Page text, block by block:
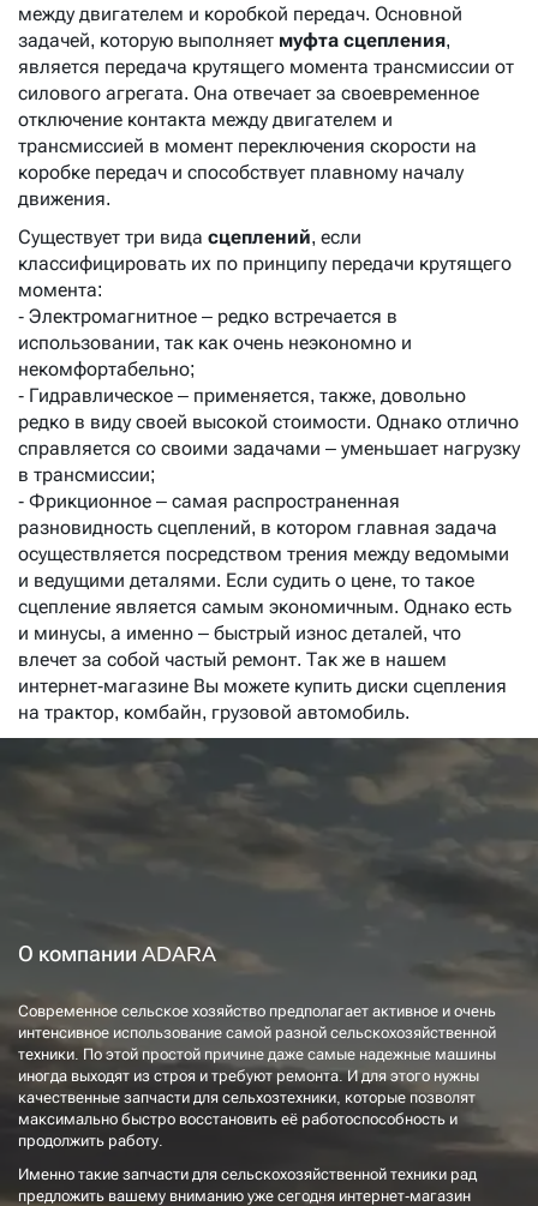
между двигателем и коробкой передач. Основной
задачей, которую выполняет муфта сцепления,
является передача крутящего момента трансмиссии от
силового агрегата. Она отвечает за своевременное
отключение контакта между двигателем и
трансмиссией в момент переключения скорости на
коробке передач и способствует плавному началу
движения.
Существует три вида сцеплений, если
классифицировать их по принципу передачи крутящего
момента:
- Электромагнитное – редко встречается в
использовании, так как очень неэкономно и
некомфортабельно;
- Гидравлическое – применяется, также, довольно
редко в виду своей высокой стоимости. Однако отлично
справляется со своими задачами – уменьшает нагрузку
в трансмиссии;
- Фрикционное – самая распространенная
разновидность сцеплений, в котором главная задача
осуществляется посредством трения между ведомыми
и ведущими деталями. Если судить о цене, то такое
сцепление является самым экономичным. Однако есть
и минусы, а именно – быстрый износ деталей, что
влечет за собой частый ремонт. Так же в нашем
интернет-магазине Вы можете купить диски сцепления
на трактор, комбайн, грузовой автомобиль.
О компании ADARA
Современное сельское хозяйство предполагает активное и очень
интенсивное использование самой разной сельскохозяйственной
техники. По этой простой причине даже самые надежные машины
иногда выходят из строя и требуют ремонта. И для этого нужны
качественные запчасти для сельхозтехники, которые позволят
максимально быстро восстановить её работоспособность и
продолжить работу.
Именно такие запчасти для сельскохозяйственной техники рад
предложить вашему вниманию уже сегодня интернет-магазин